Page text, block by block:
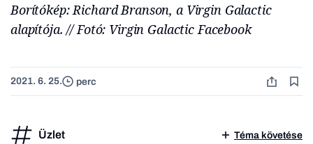
Borítókép: Richard Branson, a Virgin Galactic
alapítója. // Fotó: Virgin Galactic Facebook
2021. 6. 25. perc
Üzlet Téma követése